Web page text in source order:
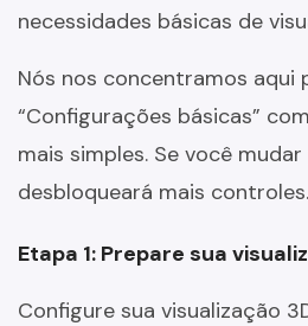
necessidades básicas de
Nós nos concentramos aqui
“Configurações básicas”
mais simples. Se você
desbloqueará mais controles.
Etapa 1: Prepare sua
Configure sua visualização